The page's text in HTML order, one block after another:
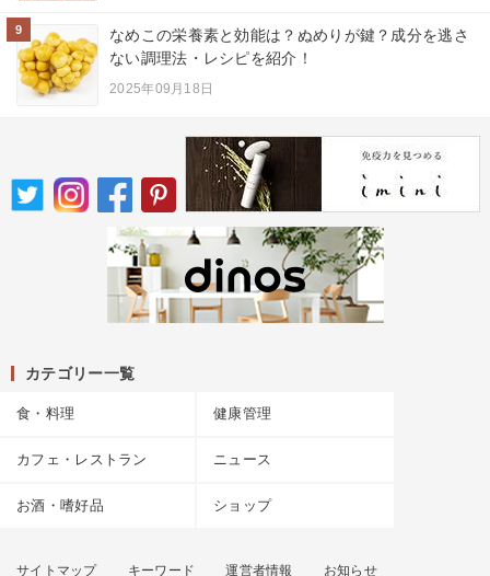
9
なめこの栄養素と効能は？ぬめりが鍵？成分を逃さ
ない調理法・レシピを紹介！
2025年09月18日
カテゴリー一覧
食・料理 健康管理
カフェ・レストラン ニュース
お酒・嗜好品 ショップ
サイトマップ キーワード 運営者情報 お知らせ